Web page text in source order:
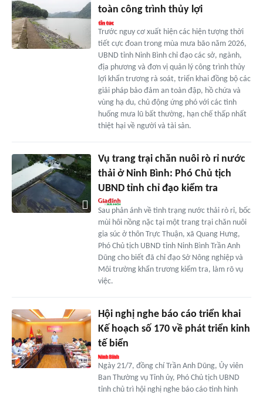
toàn công trình thủy lợi
Trước nguy cơ xuất hiện các hiện tượng thời
tiết cực đoan trong mùa mưa bão năm 2026,
UBND tỉnh Ninh Bình chỉ đạo các sở, ngành,
địa phương và đơn vị quản lý công trình thủy
lợi khẩn trương rà soát, triển khai đồng bộ các
giải pháp bảo đảm an toàn đập, hồ chứa và
vùng hạ du, chủ động ứng phó với các tình
huống mưa lũ bất thường, hạn chế thấp nhất
thiệt hại về người và tài sản.
Vụ trang trại chăn nuôi rò rỉ nước
thải ở Ninh Bình: Phó Chủ tịch
UBND tỉnh chỉ đạo kiểm tra
Sau phản ánh về tình trạng nước thải rò rỉ, bốc
mùi hôi nồng nặc tại một trang trại chăn nuôi
gia súc ở thôn Trực Thuận, xã Quang Hưng,
Phó Chủ tịch UBND tỉnh Ninh Bình Trần Anh
Dũng cho biết đã chỉ đạo Sở Nông nghiệp và
Môi trường khẩn trương kiểm tra, làm rõ vụ
việc.
Hội nghị nghe báo cáo triển khai
Kế hoạch số 170 về phát triển kinh
tế biển
Ngày 21/7, đồng chí Trần Anh Dũng, Ủy viên
Ban Thường vụ Tỉnh ủy, Phó Chủ tịch UBND
tỉnh chủ trì hội nghị nghe báo cáo tình hình